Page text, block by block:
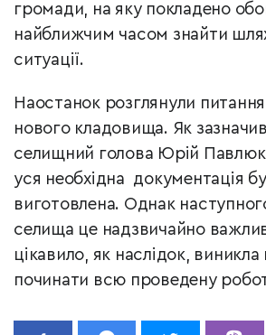
громади, на яку покладено
найближчим часом знайти
ситуації.
Наостанок розглянули
нового кладовища. Як
селищний голова Юрій
уся необхідна документація
виготовлена. Однак
селища це надзвичайно
цікавило, як наслідок, виникла
починати всю проведену